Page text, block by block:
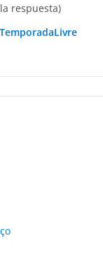
respuesta)